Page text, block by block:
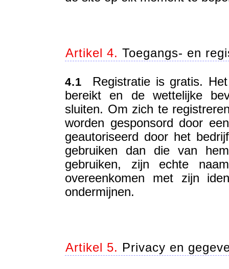
Artikel 4. Toegangs- en
4.1 Registratie is gratis.
bereikt en de wettelijke
sluiten. Om zich te
worden gesponsord door
geautoriseerd door het
gebruiken dan die van
gebruiken, zijn echte
overeenkomen met zijn
ondermijnen.
Artikel 5. Privacy en